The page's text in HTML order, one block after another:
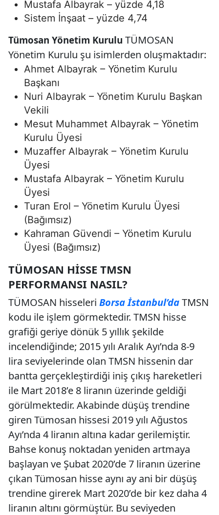
Mustafa Albayrak – yüzde 4,18
Sistem İnşaat – yüzde 4,74
Tümosan Yönetim Kurulu TÜMOSAN
Yönetim Kurulu şu isimlerden oluşmaktadır:
Ahmet Albayrak – Yönetim Kurulu
Başkanı
Nuri Albayrak – Yönetim Kurulu Başkan
Vekili
Mesut Muhammet Albayrak – Yönetim
Kurulu Üyesi
Muzaffer Albayrak – Yönetim Kurulu
Üyesi
Mustafa Albayrak – Yönetim Kurulu
Üyesi
Turan Erol – Yönetim Kurulu Üyesi
(Bağımsız)
Kahraman Güvendi – Yönetim Kurulu
Üyesi (Bağımsız)
TÜMOSAN HISSE TMSN
PERFORMANSI NASIL?
TÜMOSAN hisseleri Borsa İstanbul’daTMSN
kodu ile işlem görmektedir. TMSN hisse
grafiği geriye dönük 5 yıllık şekilde
incelendiğinde; 2015 yılı Aralık Ayı’nda 8-9
lira seviyelerinde olan TMSN hissenin dar
bantta gerçekleştirdiği iniş çıkış hareketleri
ile Mart 2018’e 8 liranın üzerinde geldiği
görülmektedir. Akabinde düşüş trendine
giren Tümosan hissesi 2019 yılı Ağustos
Ayı’nda 4 liranın altına kadar gerilemiştir.
Bahse konuş noktadan yeniden artmaya
başlayan ve Şubat 2020’de 7 liranın üzerine
çıkan Tümosan hisse aynı ay ani bir düşüş
trendine girerek Mart 2020’de bir kez daha 4
liranın altını görmüştür. Bu seviyeden